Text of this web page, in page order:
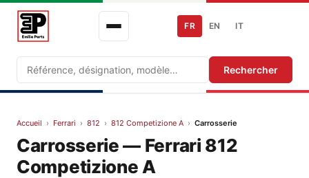
Recherche Rechercher
FR EN IT
Accueil › Ferrari › 812 › 812 Competizione A › Carrosserie
Carrosserie — Ferrari 812
Competizione A